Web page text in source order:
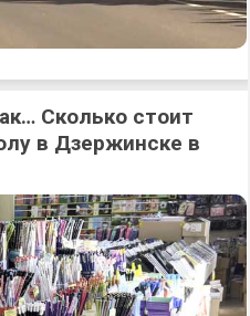
Сколько стоит
в Дзержинске в